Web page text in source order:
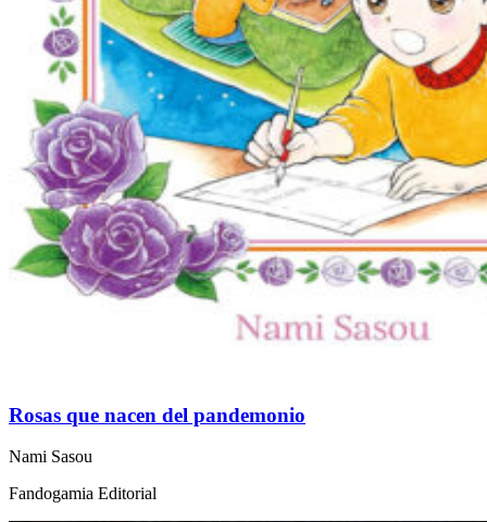
Rosas que nacen del pandemonio
Nami Sasou
Fandogamia Editorial